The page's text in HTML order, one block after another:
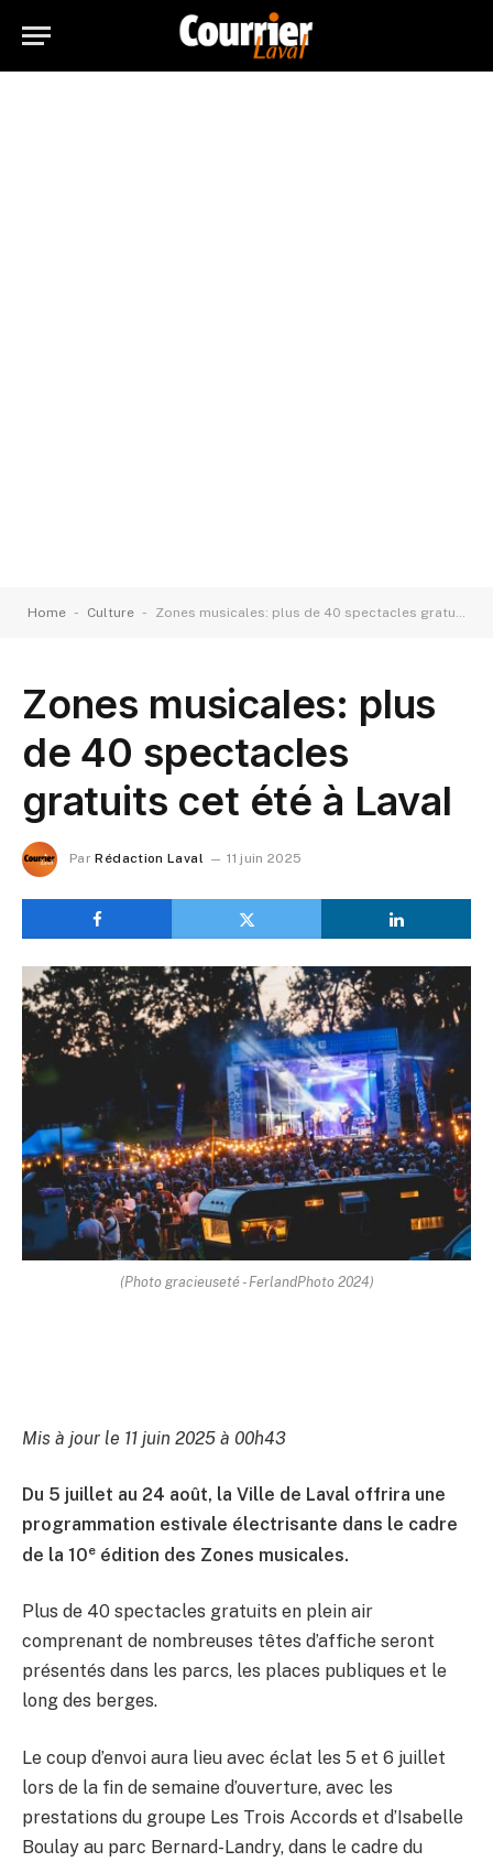
Home - Culture - Zones musicales: plus de 40 spectacles gratuits cet été à Laval
Zones musicales: plus
de 40 spectacles
gratuits cet été à Laval
Par Rédaction Laval 11 juin 2025
(Photo gracieuseté - FerlandPhoto 2024)
Mis à jour le 11 juin 2025 à 00h43
Du 5 juillet au 24 août, la Ville de Laval offrira une
programmation estivale électrisante dans le cadre
de la 10e édition des Zones musicales.
Plus de 40 spectacles gratuits en plein air
comprenant de nombreuses têtes d’affiche seront
présentés dans les parcs, les places publiques et le
long des berges.
Le coup d’envoi aura lieu avec éclat les 5 et 6 juillet
lors de la fin de semaine d’ouverture, avec les
prestations du groupe Les Trois Accords et d’Isabelle
Boulay au parc Bernard-Landry, dans le cadre du